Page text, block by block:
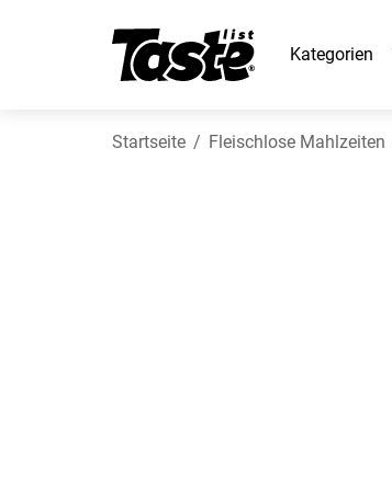
Kategorien
Startseite Fleischlose Mahlzeiten